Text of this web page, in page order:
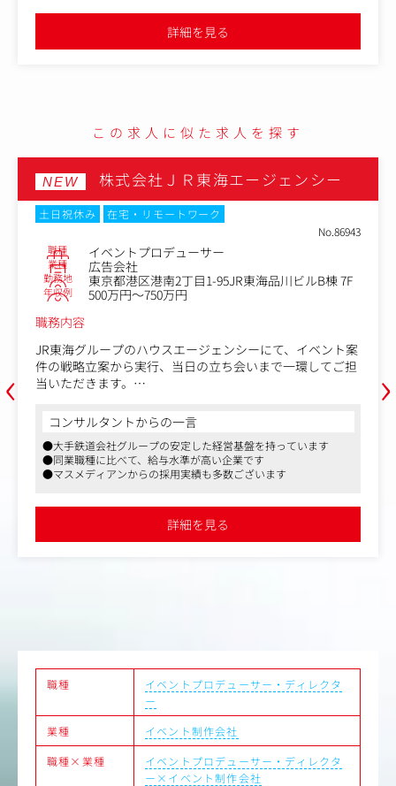
受託後はクライアントと打ち合わせをしながら計画推進、
進捗管理・現場管理を行います。
詳細を見る
この求人に似た求人を探す
‹
NEW 株式会社ＪＲ東海エージェンシー
土日祝休み
在宅・リモートワーク
No.86943
職種 イベントプロデューサー
業種 広告会社
勤務地 東京都港区港南2丁目1-95JR東海品川ビルB棟 7F
年収例
500万円～750万円
職務内容
JR東海グループのハウスエージェンシーにて、イベント案
件の戦略立案から実行、当日の立ち会いまで一環してご担
当いただきます。
＜具体的な業務内容＞
・クライアントとの打ち合わせ（営業と同行）
・プロモーション戦略の立案及び提案
・企画書の作成、プレゼンテーション
・スケジュール調整、進捗管理業務
・イベント当日の立ち会い など
また、東海道新幹線の主要駅を中心に自社でイベントスペ
ースを持っているため、運営・調整も行いやすい特徴がご
コンサルタントからの一言
●大手鉄道会社グループの安定した経営基盤を持っています
●同業職種に比べて、給与水準が高い企業です
●マスメディアンからの採用実績も多数ございます
詳細を見る
›
職種
イベントプロデューサー・ディレクタ
ー
業種
イベント制作会社
職種×業種
イベントプロデューサー・ディレクタ
ー×イベント制作会社